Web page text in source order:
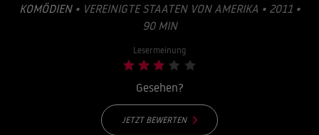
KOMÖDIEN• VEREINIGTE STAATEN VON AMERIKA • 2011 •
90 MIN
Lesermeinung
Gesehen?
JETZT BEWERTEN